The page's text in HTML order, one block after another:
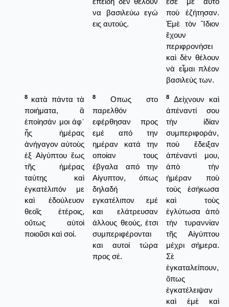
να βασιλεύω εγώ
εις αυτούς.
ποὺ ἐζήτησαν.
Ἐμὲ τὸν Ἴδιον
ἔχουν
περιφρονήσει
καὶ δὲν θέλουν
νὰ εἶμαι πλέον
βασιλεύς των.
8
κατὰ πάντα τὰ
ποιήματα, ἃ
ἐποίησάν μοι ἀφ᾿
ἧς ἡμέρας
ἀνήγαγον αὐτοὺς
ἐξ Αἰγύπτου ἕως
τῆς ἡμέρας
ταύτης καὶ
ἐγκατέλιπόν με
καὶ ἐδούλευον
θεοῖς ἑτέροις,
οὕτως αὐτοὶ
ποιοῦσι καὶ σοί.
8
Οπως στο
παρελθόν
εφέρθησαν προς
εμέ από την
ημέραν κατά την
οποίαν τους
έβγαλα από την
Αίγυπτον, όπως
δηλαδή
εγκατέλιπον εμέ
και ελάτρευσαν
άλλους θεούς, έτσι
συμπεριφέρονται
και αυτοί τώρα
προς σέ.
8
Δείχνουν καὶ
ἀπέναντί σου
τὴν ἰδίαν
συμπεριφοράν,
ποὺ ἔδειξαν
ἀπέναντί μου,
ἀπὸ τὴν
ἡμέραν ποὺ
τοὺς ἐσήκωσα
καὶ τοὺς
ἐγλύτωσα ἀπὸ
τὴν τυραννίαν
τῆς Αἰγύπτου
μέχρι σήμερα.
Σὲ
ἐγκαταλείπουν,
ὅπως
ἐγκατέλειψαν
καὶ ἐμὲ καὶ